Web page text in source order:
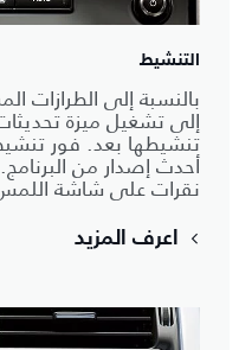
التنشيط
إلى تشغيل ميزة
تنشيطها بعد. فور
أحدث إصدار من
نقرات على شاشة
اعرف المزيد